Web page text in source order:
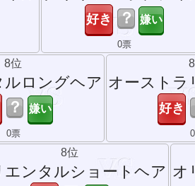
？
0票
8位
ロングヘア
？
0票
オーストラ
8位
エンタルショートヘア オ